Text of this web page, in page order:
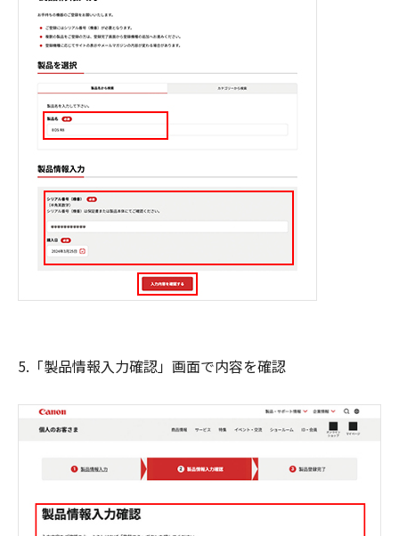
5.「製品情報入力確認」画面で内容を確認